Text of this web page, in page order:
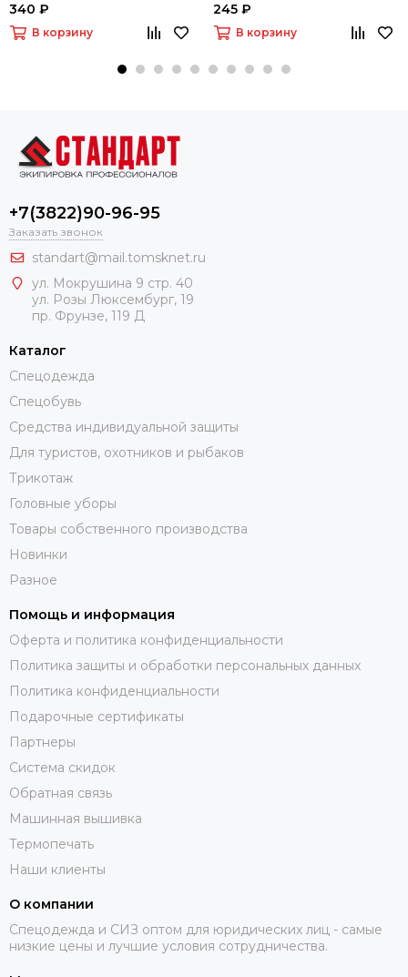
340 ₽
В корзину
245 ₽
В корзину
+7(3822)90-96-95
Заказать звонок
standart@mail.tomsknet.ru
ул. Мокрушина 9 стр. 40
ул. Розы Люксембург, 19
пр. Фрунзе, 119 Д
Каталог
Спецодежда
Спецобувь
Средства индивидуальной защиты
Для туристов, охотников и рыбаков
Трикотаж
Головные уборы
Товары собственного производства
Новинки
Разное
Помощь и информация
Оферта и политика конфиденциальности
Политика защиты и обработки персональных данных
Политика конфиденциальности
Подарочные сертификаты
Партнеры
Система скидок
Обратная связь
Машинная вышивка
Термопечать
Наши клиенты
О компании
Спецодежда и СИЗ оптом для юридических лиц - самые
низкие цены и лучшие условия сотрудничества.